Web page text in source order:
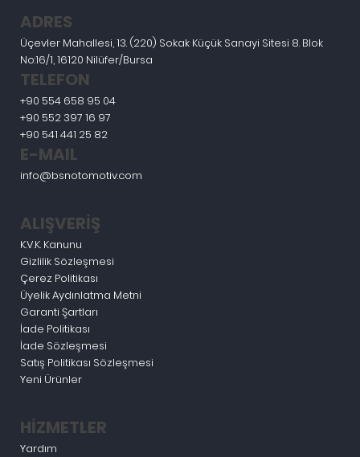
ADRES
Üçevler Mahallesi, 13. (220) Sokak Küçük Sanayi Sitesi 8. Blok
No:16/1, 16120 Nilüfer/Bursa
TELEFON
+90 554 658 95 04
+90 552 397 16 97
+90 541 441 25 82
E-MAIL
info@bsnotomotiv.com
ALIŞVERİŞ
K.V.K. Kanunu
Gizlilik Sözleşmesi
Çerez Politikası
Üyelik Aydınlatma Metni
Garanti Şartları
İade Politikası
İade Sözleşmesi
Satış Politikası Sözleşmesi
Yeni Ürünler
HİZMETLER
Yardım